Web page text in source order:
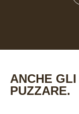
ANCHE
PUZZARE.